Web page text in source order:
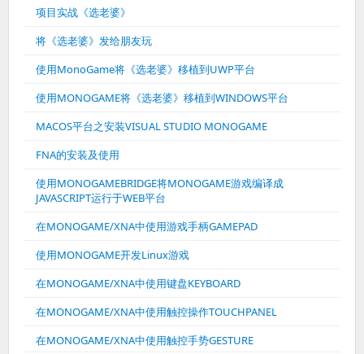
项目实战《选老婆》
将《选老婆》发给朋友玩
使用MonoGame将《选老婆》移植到UWP平台
使用MONOGAME将《选老婆》移植到WINDOWS平台
MACOS平台之安装VISUAL STUDIO MONOGAME
FNA的安装及使用
使用MONOGAMEBRIDGE将MONOGAME游戏编译成
JAVASCRIPT运行于WEB平台
在MONOGAME/XNA中使用游戏手柄GAMEPAD
使用MONOGAME开发Linux游戏
在MONOGAME/XNA中使用键盘KEYBOARD
在MONOGAME/XNA中使用触控操作TOUCHPANEL
在MONOGAME/XNA中使用触控手势GESTURE